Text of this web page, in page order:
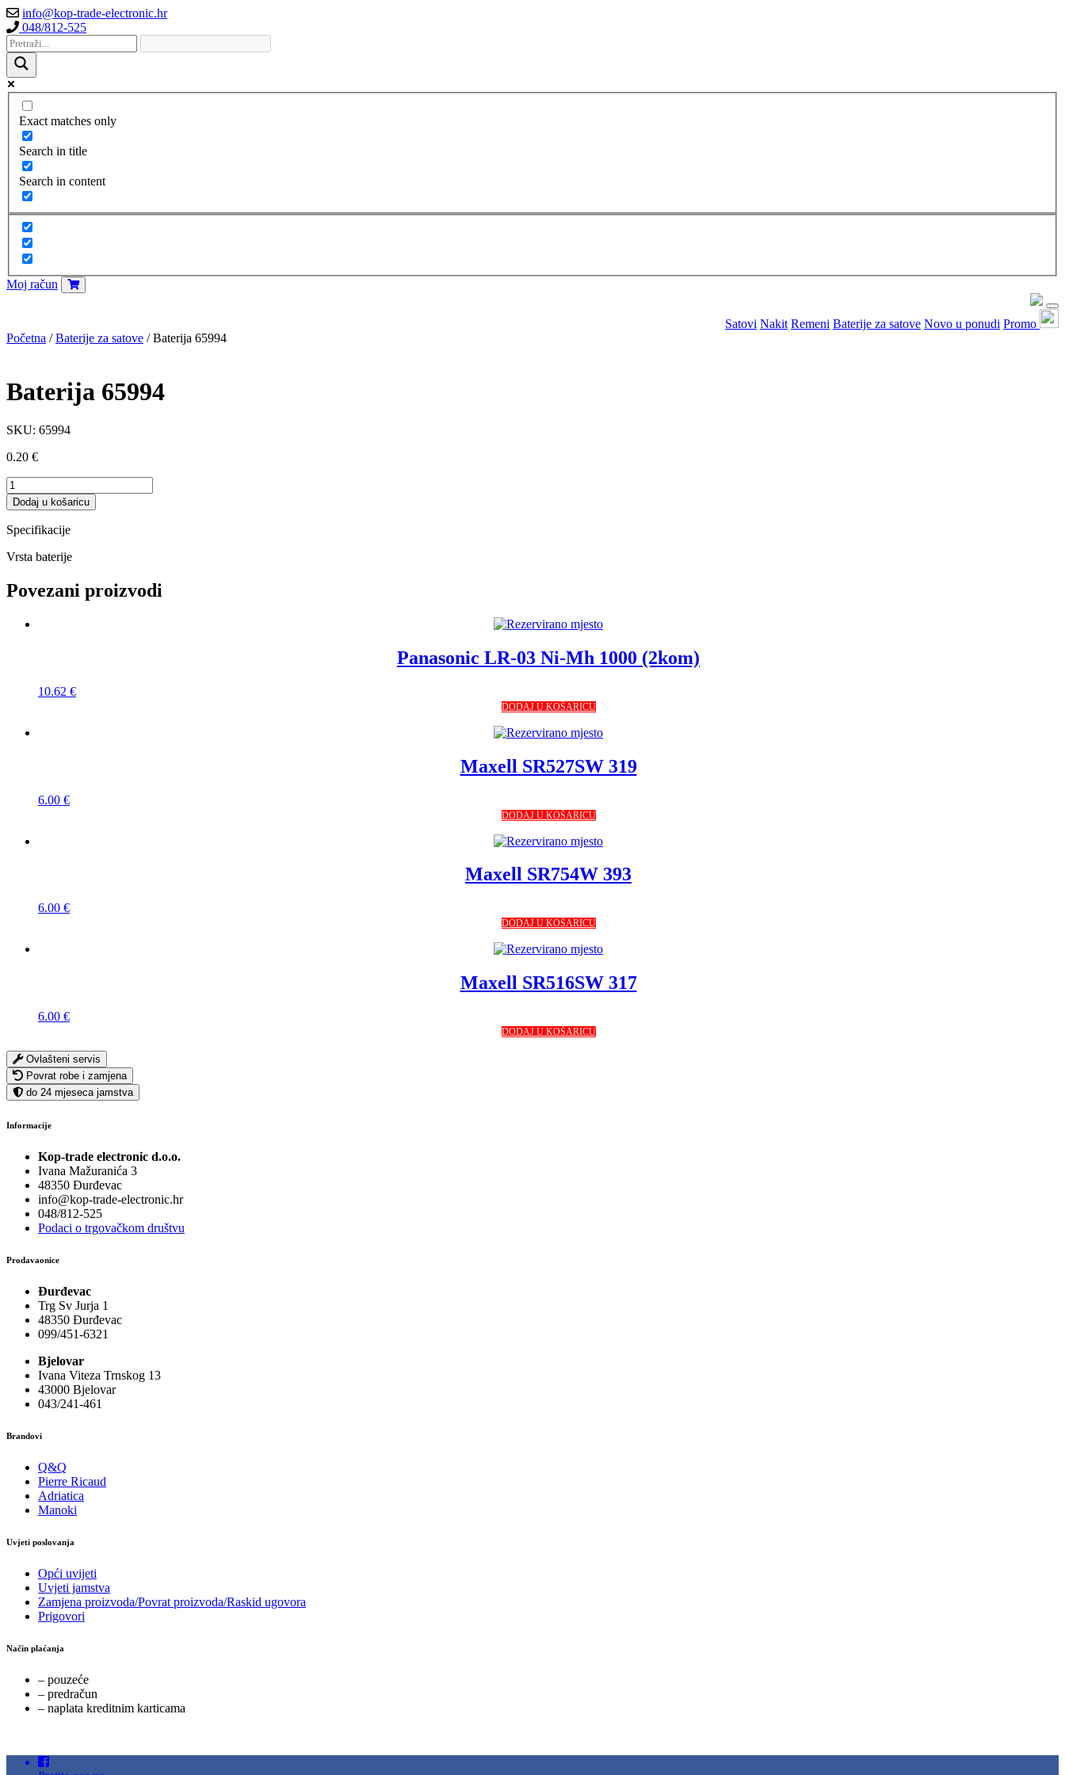
info@kop-trade-electronic.hr
048/812-525
Exact matches only
Search in title
Search in content
Moj račun
Satovi Nakit Remeni Baterije za satove Novo u ponudi Promo
Početna /Baterije za satove / Baterija 65994
Baterija 65994
SKU: 65994
0.20 €
Baterija
65994
količina
Dodaj u košaricu
Specifikacije
Vrsta baterije
Povezani proizvodi
Panasonic LR-03 Ni-Mh 1000 (2kom)
10.62 €
DODAJ U KOŠARICU
Maxell SR527SW 319
6.00 €
DODAJ U KOŠARICU
Maxell SR754W 393
6.00 €
DODAJ U KOŠARICU
Maxell SR516SW 317
6.00 €
DODAJ U KOŠARICU
Ovlašteni servis
Povrat robe i zamjena
do 24 mjeseca jamstva
Informacije
Kop-trade electronic d.o.o.
Ivana Mažuranića 3
48350 Đurđevac
info@kop-trade-electronic.hr
048/812-525
Podaci o trgovačkom društvu
Prodavaonice
Đurđevac
Trg Sv Jurja 1
48350 Đurđevac
099/451-6321
Bjelovar
Ivana Viteza Trnskog 13
43000 Bjelovar
043/241-461
Brandovi
Q&Q
Pierre Ricaud
Adriatica
Manoki
Uvjeti poslovanja
Opći uvijeti
Uvjeti jamstva
Zamjena proizvoda/Povrat proizvoda/Raskid ugovora
Prigovori
Način plaćanja
– pouzeće
– predračun
– naplata kreditnim karticama